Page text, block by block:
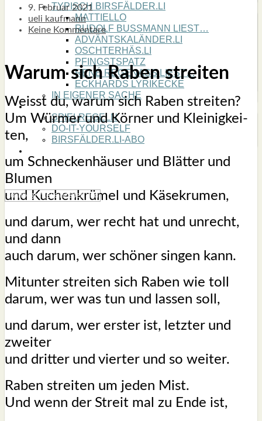
TYPISCH BIRSFÄLDER.LI
MATTIELLO
RUDOLF BUSS­MANN LIEST…
ADVÄNTSKALÄNDER.LI
OSCHTERHÄS.LI
PFINGST­SPATZ
RENÉ REGEN­ASS LIEST…
ECK­HARDS LYRIK­ECKE
IN EIGE­NER SACHE
SO GOOT’S
SPIEL­RE­GELN
DO-IT-YOUR­S­ELF
BIRSFÄLDER.LI-ABO
9. Februar 2021
ueli kaufmann
Keine Kommentare
War­um sich Raben strei­ten
Weisst du, war­um sich Raben strei­ten?
Um Wür­mer und Kör­ner und Klei­nig­kei­
ten,
um Schne­cken­häu­ser und Blät­ter und
Blu­men
und Kuchen­krü­mel und Käse­kru­men,
und dar­um, wer recht hat und unrecht,
und dann
auch dar­um, wer schö­ner sin­gen kann.
Mit­un­ter strei­ten sich Raben wie toll
dar­um, wer was tun und las­sen soll,
und dar­um, wer ers­ter ist, letz­ter und
zwei­ter
und drit­ter und vier­ter und so wei­ter.
Raben strei­ten um jeden Mist.
Und wenn der Streit mal zu Ende ist,